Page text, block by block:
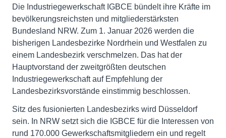
Die Industriegewerkschaft IGBCE bündelt ihre Kräfte im
bevölkerungsreichsten und mitgliederstärksten
Bundesland NRW. Zum 1. Januar 2026 werden die
bisherigen Landesbezirke Nordrhein und Westfalen zu
einem Landesbezirk verschmelzen. Das hat der
Hauptvorstand der zweitgrößten deutschen
Industriegewerkschaft auf Empfehlung der
Landesbezirksvorstände einstimmig beschlossen.
Sitz des fusionierten Landesbezirks wird Düsseldorf
sein. In NRW setzt sich die IGBCE für die Interessen von
rund 170.000 Gewerkschaftsmitgliedern ein und regelt